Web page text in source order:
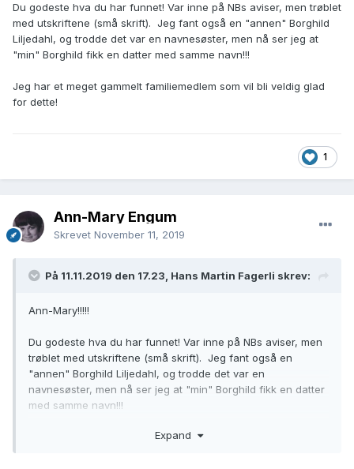
Du godeste hva du har funnet! Var inne på NBs aviser, men trøblet
med utskriftene (små skrift). Jeg fant også en "annen" Borghild
Liljedahl, og trodde det var en navnesøster, men nå ser jeg at
"min" Borghild fikk en datter med samme navn!!!
Jeg har et meget gammelt familiemedlem som vil bli veldig glad
for dette!
1
Ann-Mary Engum
Skrevet November 11, 2019
På 11.11.2019 den 17.23, Hans Martin Fagerli skrev:
Ann-Mary!!!!!
Du godeste hva du har funnet! Var inne på NBs aviser, men
trøblet med utskriftene (små skrift). Jeg fant også en
"annen" Borghild Liljedahl, og trodde det var en
navnesøster, men nå ser jeg at "min" Borghild fikk en datter
med samme navn!!!
Jeg har et meget gammelt familiemedlem som vil bli veldig
Expand